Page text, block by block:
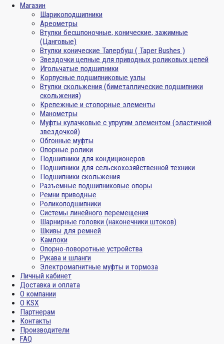
Магазин
Шарикоподшипники
Ареометры
Втулки бесшпоночные, конические, зажимные
(Цанговые)
Втулки конические Тапербуш ( Taper Bushes )
Звездочки цепные для приводных роликовых цепей
Игольчатые подшипники
Корпусные подшипниковые узлы
Втулки скольжения (биметаллические подшипники
скольжения)
Крепежные и стопорные элементы
Манометры
Муфты кулачковые с упругим элементом (эластичной
звездочкой)
Обгонные муфты
Опорные ролики
Подшипники для кондиционеров
Подшипники для сельскохозяйственной техники
Подшипники скольжения
Разъемные подшипниковые опоры
Ремни приводные
Роликоподшипники
Системы линейного перемещения
Шарнирные головки (наконечники штоков)
Шкивы для ремней
Камлоки
Опорно-поворотные устройства
Рукава и шланги
Электромагнитные муфты и тормоза
Личный кабинет
Доставка и оплата
О компании
О KSX
Партнерам
Контакты
Производители
FAQ